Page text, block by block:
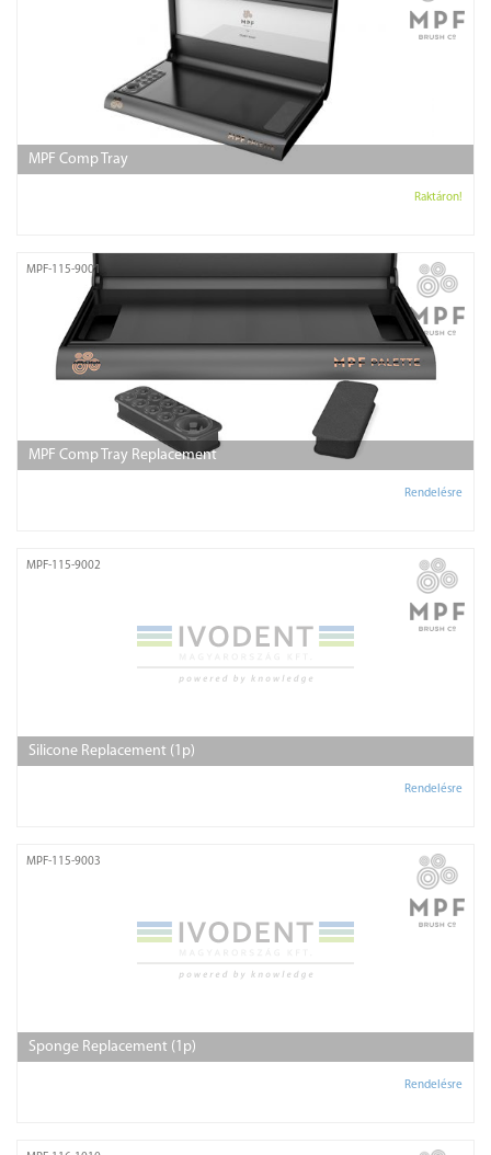
MPF Comp Tray
Raktáron!
MPF-115-9001
MPF Comp Tray Replacement
Rendelésre
MPF-115-9002
Silicone Replacement (1p)
Rendelésre
MPF-115-9003
Sponge Replacement (1p)
Rendelésre